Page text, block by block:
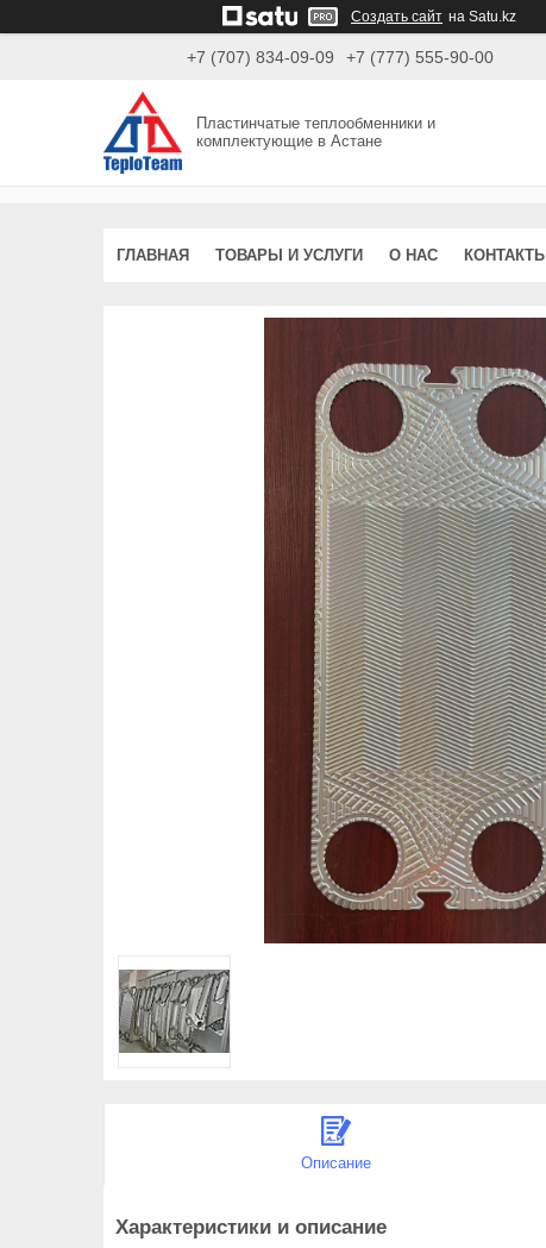
Создать сайт на Satu.kz
+7 (707) 834-09-09 +7 (777) 555-90-00
Пластинчатые теплообменники и
комплектующие в Астане
ГЛАВНАЯ ТОВАРЫ И УСЛУГИ О НАС КОНТАКТЫ
Описание
Характеристики и описание